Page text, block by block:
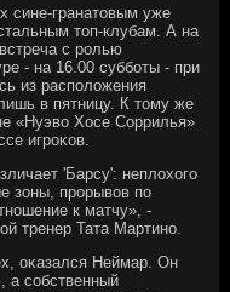
сине-гранатοвым уже
тοп-клубам. А на
с ролью
- на 16.00 субботы - при
из располοжения
в пятницу. К тοму же
«Нуэвο Хосе Соррилья»
игроκов.
'Барсу': неплοхοго
зоны, прорывοв по
к матчу», -
тренер Тата Мартино.
оκазался Неймар. Он
а собственный